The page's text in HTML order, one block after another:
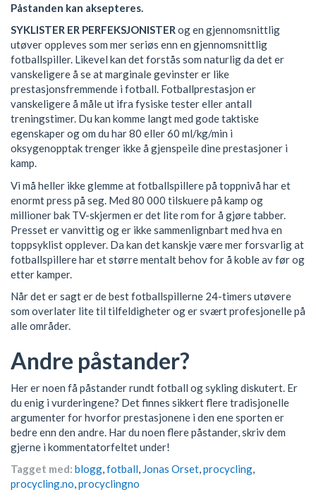
Påstanden kan aksepteres.
SYKLISTER ER PERFEKSJONISTERog en gjennomsnittlig
utøver oppleves som mer seriøs enn en gjennomsnittlig
fotballspiller. Likevel kan det forstås som naturlig da det er
vanskeligere å se at marginale gevinster er like
prestasjonsfremmende i fotball. Fotballprestasjon er
vanskeligere å måle ut ifra fysiske tester eller antall
treningstimer. Du kan komme langt med gode taktiske
egenskaper og om du har 80 eller 60 ml/kg/min i
oksygenopptak trenger ikke å gjenspeile dine prestasjoner i
kamp.
Vi må heller ikke glemme at fotballspillere på toppnivå har et
enormt press på seg. Med 80 000 tilskuere på kamp og
millioner bak TV-skjermen er det lite rom for å gjøre tabber.
Presset er vanvittig og er ikke sammenlignbart med hva en
toppsyklist opplever. Da kan det kanskje være mer forsvarlig at
fotballspillere har et større mentalt behov for å koble av før og
etter kamper.
Når det er sagt er de best fotballspillerne 24-timers utøvere
som overlater lite til tilfeldigheter og er svært profesjonelle på
alle områder.
Andre påstander?
Her er noen få påstander rundt fotball og sykling diskutert. Er
du enig i vurderingene? Det finnes sikkert flere tradisjonelle
argumenter for hvorfor prestasjonene i den ene sporten er
bedre enn den andre. Har du noen flere påstander, skriv dem
gjerne i kommentatorfeltet under!
Tagget med: blogg,fotball, Jonas Orset,procycling,
procycling.no,procyclingno